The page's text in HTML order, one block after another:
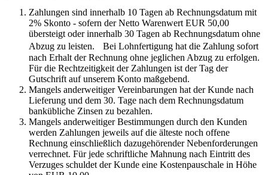
Zahlungen sind innerhalb 10 Tagen ab Rechnungsdatum mit
2% Skonto - sofern der Netto Warenwert EUR 50,00
übersteigt oder innerhalb 30 Tagen ab Rechnungsdatum ohne
Abzug zu leisten. Bei Lohnfertigung hat die Zahlung sofort
nach Erhalt der Rechnung ohne jeglichen Abzug zu erfolgen.
Für die Rechtzeitigkeit der Zahlungen ist der Tag der
Gutschrift auf unserem Konto maßgebend.
Mangels anderweitiger Vereinbarungen hat der Kunde nach
Lieferung und dem 30. Tage nach dem Rechnungsdatum
bankübliche Zinsen zu bezahlen.
Mangels anderweitiger Bestimmungen durch den Kunden
werden Zahlungen jeweils auf die älteste noch offene
Rechnung einschließlich dazugehörender Nebenforderungen
verrechnet. Für jede schriftliche Mahnung nach Eintritt des
Verzuges schuldet der Kunde eine Kostenpauschale in Höhe